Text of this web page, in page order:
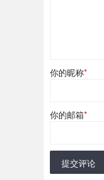
你的昵称*
你的邮箱*
提交评论